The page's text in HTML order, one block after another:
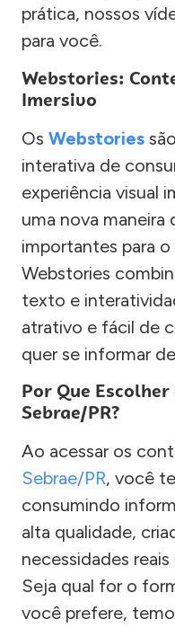
prática, nossos
para você.
Webstories:
Imersivo
Os Webstories
interativa de
experiência visual
uma nova maneira
importantes para
Webstories
texto e
atrativo e fácil de
quer se informar
Por Que
Sebrae/PR?
Ao acessar os
Sebrae/PR, você
consumindo
alta qualidade,
necessidades
Seja qual for o
você prefere,